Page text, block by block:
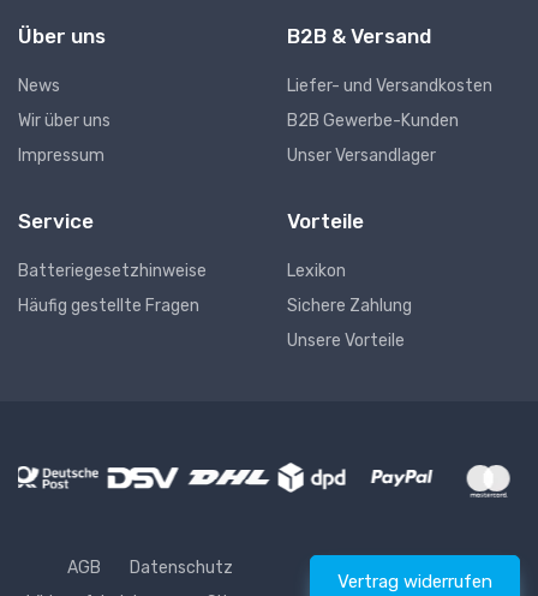
Über uns
News
Wir über uns
Impressum
B2B & Versand
Liefer- und Versandkosten
B2B Gewerbe-Kunden
Unser Versandlager
Service
Batteriegesetzhinweise
Häufig gestellte Fragen
Vorteile
Lexikon
Sichere Zahlung
Unsere Vorteile
AGB
Datenschutz
Vertrag widerrufen